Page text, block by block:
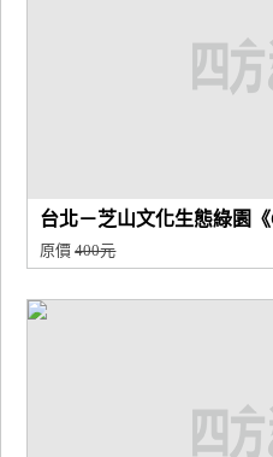
台北－芝山文化生態綠園
原價400元